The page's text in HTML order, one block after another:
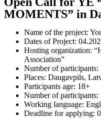
MOMENTS” in
Name of the project:
Dates of Project:
Hosting organization:
Association”
Number of participants:
Places: Daugavpils,
Participants age: 18+
Number of participants:
Working language:
Deadline for applying: